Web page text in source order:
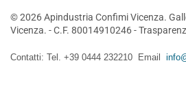
©2026Apindustria Confimi Vicenza.
Vicenza. - C.F. 80014910246 -
Contatti: Tel. +39 0444 232210 Email